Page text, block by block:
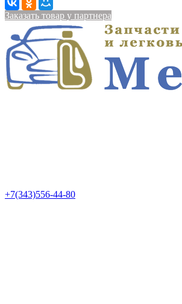
Заказать товар у партнера
+7(343)556-44-80